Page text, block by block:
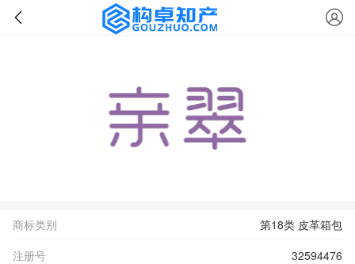
商标类别
第18类 皮革箱包
注册号
32594476